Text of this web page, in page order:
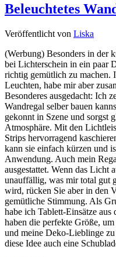
Beleuchtetes
Veröffentlicht von Liska
(Werbung) Besonders in der
bei Lichterschein in ein paar
richtig gemütlich zu machen.
Leuchten, habe mir aber
Besonderes ausgedacht: Ich
Wandregal selber bauen
gekonnt in Szene und sorgst
Atmosphäre. Mit den
Strips hervorragend
kann sie einfach kürzen und
Anwendung. Auch mein
ausgestattet. Wenn das Licht
unauffällig, was mir total gut
wird, rücken Sie aber in den
gemütliche Stimmung. Als
habe ich Tablett-Einsätze
haben die perfekte Größe,
und meine Deko-Lieblinge
diese Idee auch eine